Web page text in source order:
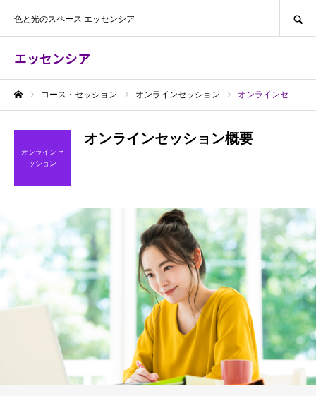
エッセンシア
色と光のスペース エッセンシア
コース・セッション オンラインセッション オンラインセッション概要
オンラインセ
ッション
オンラインセッション概要